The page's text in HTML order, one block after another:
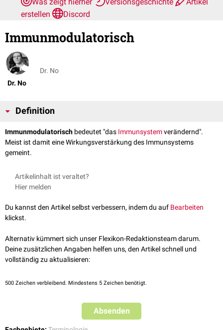
erstellen
Discord
Immunmodulatorisch
Dr. No
Dr. No
Definition
Immunmodulatorisch bedeutet "das Immunsystemverändernd".
Meist ist damit eine Wirkungsverstärkung des Immunsystems
gemeint.
Artikelinhalt ist veraltet?
Hier melden
Du kannst den Artikel selbst verbessern, indem du auf Bearbeiten
klickst.
Alternativ kümmert sich unser Flexikon-Redaktionsteam darum.
Deine zusätzlichen Angaben helfen uns, den Artikel schnell und
vollständig zu aktualisieren:
500 Zeichen verbleibend. Mindestens 5 Zeichen benötigt.
Absenden